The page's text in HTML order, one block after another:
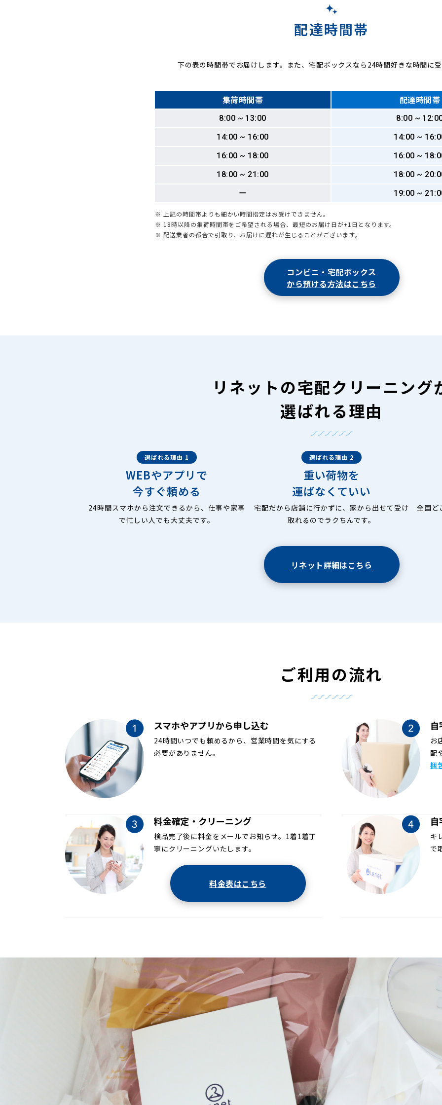
配達時間帯
下の表の時間帯でお届けします。また、宅配ボックスなら24時間好きな時間に
集荷時間帯 配達時間帯
8:00 ~ 13:00
8:00 ~
14:00 ~ 16:00
14:00 ~
16:00 ~ 18:00
16:00 ~
18:00 ~ 21:00
18:00 ~
ー
19:00 ~
※ 上記の時間帯よりも細かい時間指定はお受けできません。
※ 18時以降の集荷時間帯をご希望される場合、最短のお届け日が+1日となります。
※ 配送業者の都合で引取り、お届けに遅れが生じることがございます。
コンビニ・宅配ボックス
から預ける方法はこちら
リネットの宅配クリーニング
選ばれる理由
選ばれる理由 1
WEBやアプリで
今すぐ頼める
24時間スマホから注文できるから、仕事や家事
で忙しい人でも大丈夫です。
選ばれる理由 2
重い荷物を
運ばなくていい
宅配だから店舗に行かずに、家から出せて受け
取れるのでラクちんです。
全国ど
リネット詳細はこちら
ご利用の流れ
スマホやアプリから申し込む
24時間いつでも頼めるから、営業時間を気にする
必要がありません。
お
配
梱
料金確定・クリーニング
検品完了後に料金をメールでお知らせ。1着1着丁
寧にクリーニングいたします。
料金表はこちら
キ
で